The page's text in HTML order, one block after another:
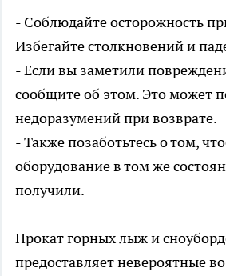
- Соблюдайте осторожность
Избегайте столкновений и
- Если вы заметили
сообщите об этом. Это может
недоразумений при возврате.
- Также позаботьтесь о том,
оборудование в том же
получили.
Прокат горных лыж и
предоставляет невероятные